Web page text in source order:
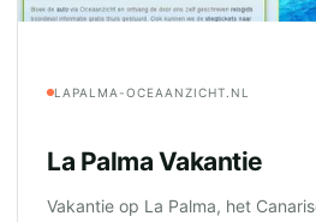
LAPALMA-OCEAANZICHT.NL
La Palma Vakantie
Vakantie op La Palma, het